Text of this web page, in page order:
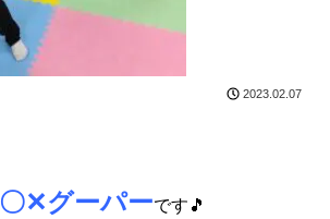
2023.02.07
〇✕グーパーです🎵